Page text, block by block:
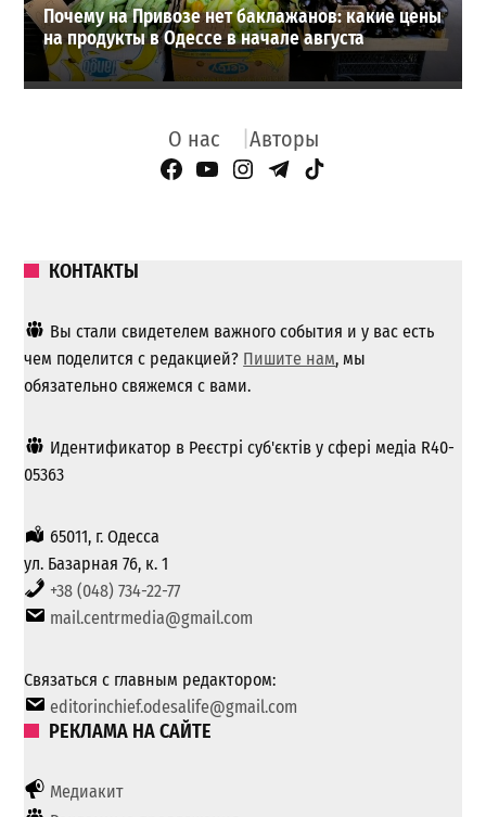
Почему на Привозе нет баклажанов: какие цены
на продукты в Одессе в начале августа
О нас Авторы
Facebook Page
YouTube
Instagram
Telegram
TikTok
КОНТАКТЫ
Вы стали свидетелем важного события и у вас есть
чем поделится с редакцией? Пишите нам, мы
обязательно свяжемся с вами.
Идентификатор в Реєстрі суб'єктів у сфері медіа R40-
05363
65011, г. Одесса
ул. Базарная 76, к. 1
+38 (048) 734-22-77
mail.centrmedia@gmail.com
Связаться с главным редактором:
editorinchief.odesalife@gmail.com
РЕКЛАМА НА САЙТЕ
Медиакит